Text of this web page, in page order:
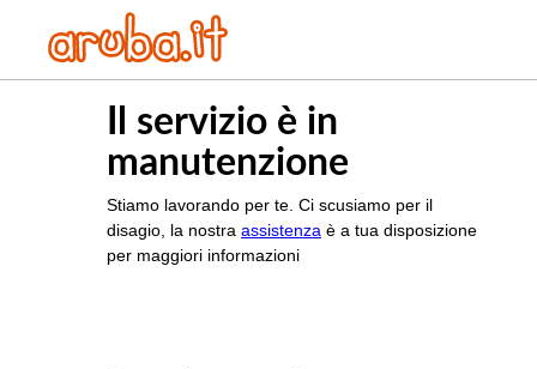
Il servizio è in
manutenzione
Stiamo lavorando per te. Ci scusiamo per il
disagio, la nostra assistenza è a tua disposizione
per maggiori informazioni